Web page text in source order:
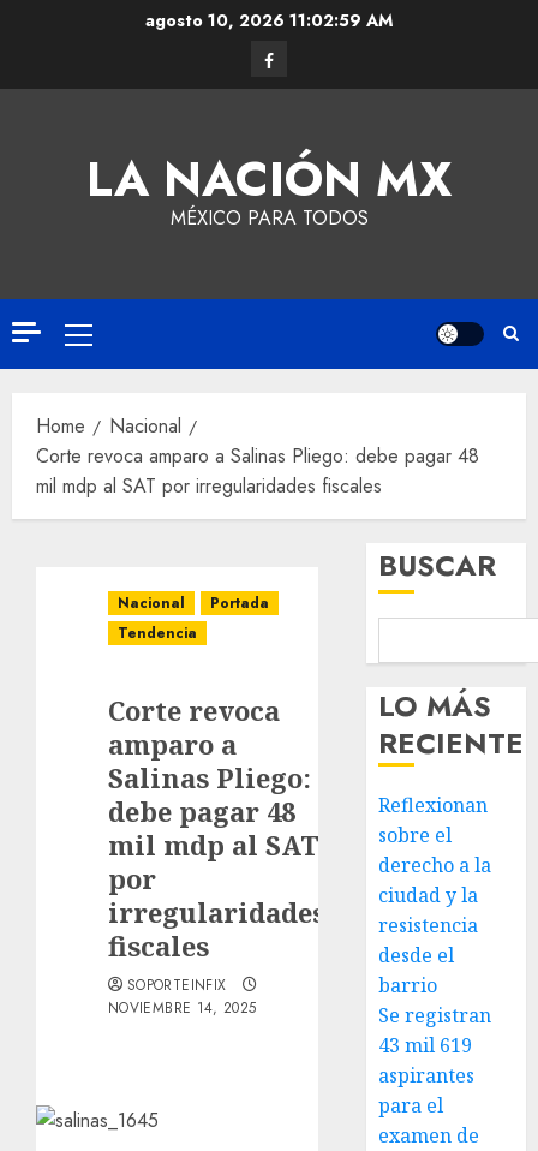
agosto 10, 2026 11:03:00 AM
LA NACIÓN MX
MÉXICO PARA TODOS
Home
Nacional
Corte revoca amparo a Salinas Pliego: debe pagar 48
mil mdp al SAT por irregularidades fiscales
Nacional
Portada
Tendencia
Corte revoca
amparo a
Salinas Pliego:
debe pagar 48
mil mdp al SAT
por
irregularidades
fiscales
SOPORTEINFIX
NOVIEMBRE 14, 2025
BUSCAR
LO MÁS
RECIENTE
Reflexionan
sobre el
derecho a la
ciudad y la
resistencia
desde el
barrio
Se registran
43 mil 619
aspirantes
para el
examen de